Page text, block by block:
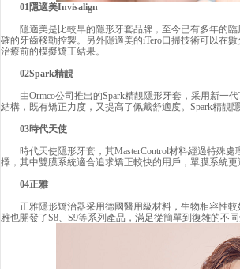
01隱適美Invisalign
隱適美是比較早的隱形牙套品牌，至今已有多年的臨
確的牙齒移動控製。另外隱適美的iTero口掃技術可以在
治療前的模擬矯正結果。
02Spark精靚
由Ormco公司推出的Spark精靚隱形牙套，采用新一
結構，既有矯正力度，又提高了佩戴舒適度。Spark精靚
03時代天使
時代天使隱形牙套，其MasterControl材料經過特殊處
擇，其中雙膜系統適合追求矯正較快的用戶，單膜系統更
04正雅
正雅隱形矯治器采用德國醫用級材料，生物相容性較
雅也開發了S8、S9等系列產品，滿足從簡單到復雜的不同